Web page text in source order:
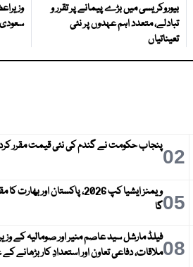
بیوروکریسی میں بڑے پیمانے پر تقرر و
تبادلے، متعدد اہم عہدوں پر نئی
تعیناتیاں
02پنجاب حکومت نے گندم کی نئی قیمت مقرر
05
ویمنز ایشیا کپ 2026، پاکستان اور
گا
08فیلڈ مارشل سید عاصم منیر اور صومالیہ کے
ملاقات، دفاعی تعاون اور استعدادِ کار بڑھانے کے